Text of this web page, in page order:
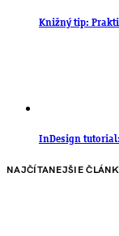
Knižný tip:
InDesign
NAJČÍTANEJŠIE